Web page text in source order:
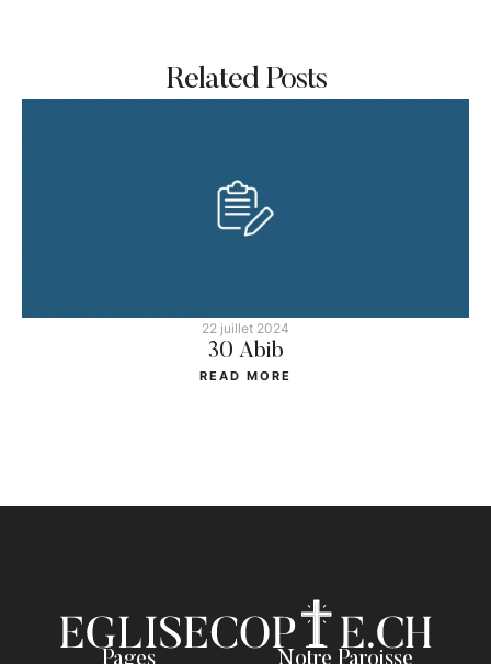
Related Posts
22 juillet 2024
30 Abib
READ MORE
Pages Notre Paroisse